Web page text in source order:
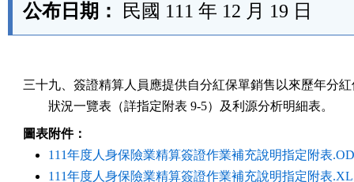
公布日期：
民國 111 年 12 月 19 日
三十九、簽證精算人員應提供自分紅保單銷售以來歷年分
        狀況一覽表（詳指定附表 9-5）及利源分析明細表。
圖表附件：
111年度人身保險業精算簽證作業補充說明指定附表
111年度人身保險業精算簽證作業補充說明指定附表